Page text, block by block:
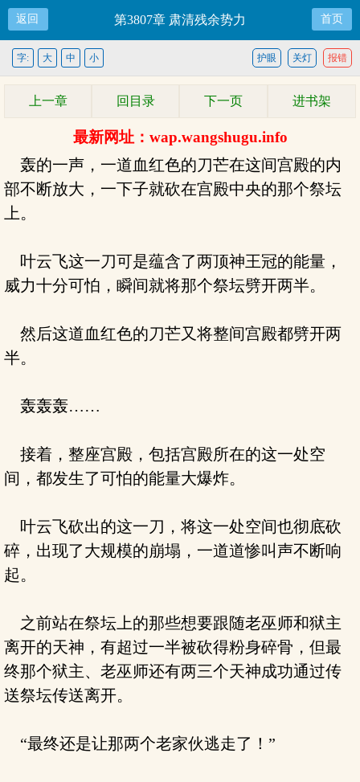
返回 第3807章 肃清残余势力 首页
报错
关灯
护眼
字: 大 中 小
上一章 回目录 下一页 进书架
最新网址：wap.wangshugu.info
轰的一声，一道血红色的刀芒在这间宫殿的内
部不断放大，一下子就砍在宫殿中央的那个祭坛
上。
叶云飞这一刀可是蕴含了两顶神王冠的能量，
威力十分可怕，瞬间就将那个祭坛劈开两半。
然后这道血红色的刀芒又将整间宫殿都劈开两
半。
轰轰轰……
接着，整座宫殿，包括宫殿所在的这一处空
间，都发生了可怕的能量大爆炸。
叶云飞砍出的这一刀，将这一处空间也彻底砍
碎，出现了大规模的崩塌，一道道惨叫声不断响
起。
之前站在祭坛上的那些想要跟随老巫师和狱主
离开的天神，有超过一半被砍得粉身碎骨，但最
终那个狱主、老巫师还有两三个天神成功通过传
送祭坛传送离开。
“最终还是让那两个老家伙逃走了！”